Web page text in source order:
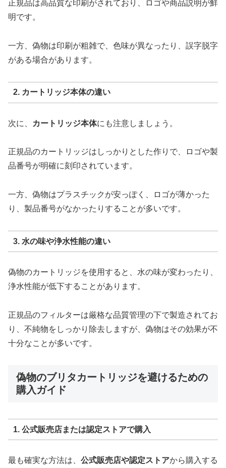
正規品は高品質な印刷がされており、ロゴや商品説明が鮮
明です。
一方、偽物は印刷が粗雑で、色味が異なったり、誤字脱字
がある場合があります。
2. カートリッジ本体の違い
次に、 カートリッジ本体にも注意しましょう。
正規品のカートリッジはしっかりとした作りで、ロゴや製
品番号が明確に刻印されています。
一方、偽物はプラスチックが安っぽく、ロゴが薄かった
り、製品番号がなかったりすることが多いです。
3. 水の味や浄水性能の違い
偽物のカートリッジを使用すると、水の味が変わったり、
浄水性能が低下することがあります。
正規品のフィルターは厳格な品質管理の下で製造されてお
り、不純物をしっかり除去しますが、偽物はその効果が不
十分なことが多いです。
偽物のブリタカートリッジを避けるための
購入ガイド
1. 公式販売店または認定ストアで購入
最も確実な方法は、 公式販売店や認定ストアから購入する